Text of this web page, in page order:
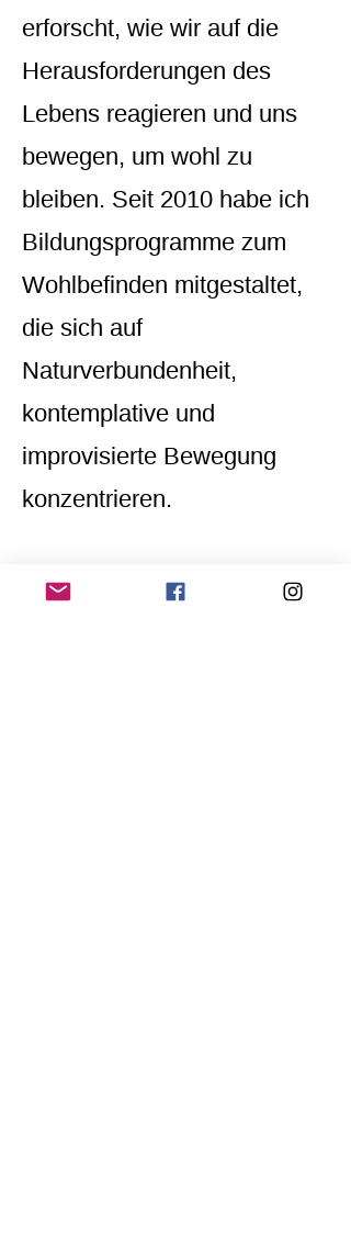
erforscht, wie wir auf die
Herausforderungen des
Lebens reagieren und uns
bewegen, um wohl zu
bleiben. Seit 2010 habe ich
Bildungsprogramme zum
Wohlbefinden mitgestaltet,
die sich auf
Naturverbundenheit,
kontemplative und
improvisierte Bewegung
konzentrieren.
www.bierski.com